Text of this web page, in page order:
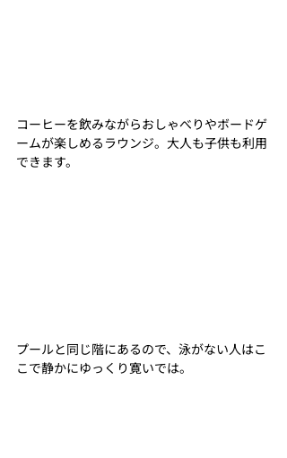
コーヒーを飲みながらおしゃべりやボードゲ
ームが楽しめるラウンジ。大人も子供も利用
できます。
プールと同じ階にあるので、泳がない人はこ
こで静かにゆっくり寛いでは。